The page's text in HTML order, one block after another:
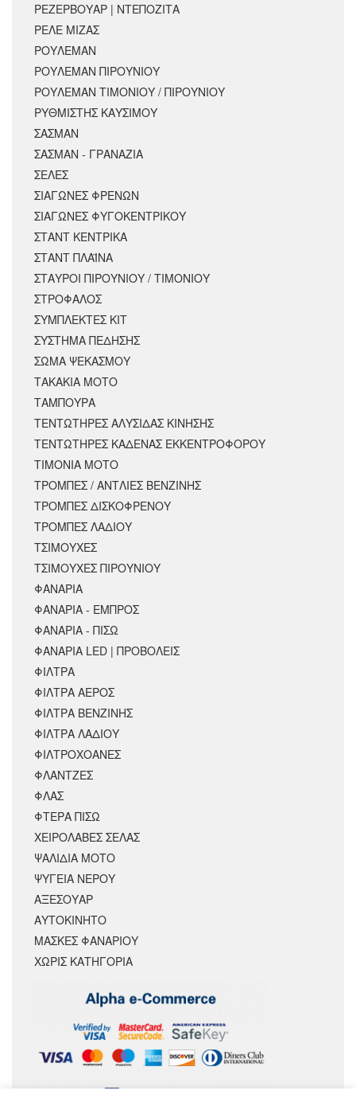
ΡΕΖΕΡΒΟΥΑΡ | ΝΤΕΠΟΖΙΤΑ
ΡΕΛΕ ΜΙΖΑΣ
ΡΟΥΛΕΜΑΝ
ΡΟΥΛΕΜΑΝ ΠΙΡΟΥΝΙΟΥ
ΡΟΥΛΕΜΑΝ ΤΙΜΟΝΙΟΥ / ΠΙΡΟΥΝΙΟΥ
ΡΥΘΜΙΣΤΗΣ ΚΑΥΣΙΜΟΥ
ΣΑΣΜΑΝ
ΣΑΣΜΑΝ - ΓΡΑΝΑΖΙΑ
ΣΕΛΕΣ
ΣΙΑΓΩΝΕΣ ΦΡΕΝΩΝ
ΣΙΑΓΩΝΕΣ ΦΥΓΟΚΕΝΤΡΙΚΟΥ
ΣΤΑΝΤ ΚΕΝΤΡΙΚΑ
ΣΤΑΝΤ ΠΛΑΪΝΑ
ΣΤΑΥΡΟΙ ΠΙΡΟΥΝΙΟΥ / ΤΙΜΟΝΙΟΥ
ΣΤΡΟΦΑΛΟΣ
ΣΥΜΠΛΕΚΤΕΣ ΚΙΤ
ΣΥΣΤΗΜΑ ΠΕΔΗΣΗΣ
ΣΩΜΑ ΨΕΚΑΣΜΟΥ
ΤΑΚΑΚΙΑ ΜΟΤΟ
ΤΑΜΠΟΥΡΑ
ΤΕΝΤΩΤΗΡΕΣ ΑΛΥΣΙΔΑΣ ΚΙΝΗΣΗΣ
ΤΕΝΤΩΤΗΡΕΣ ΚΑΔΕΝΑΣ ΕΚΚΕΝΤΡΟΦΟΡΟΥ
ΤΙΜΟΝΙΑ ΜΟΤΟ
ΤΡΟΜΠΕΣ / ΑΝΤΛΙΕΣ ΒΕΝΖΙΝΗΣ
ΤΡΟΜΠΕΣ ΔΙΣΚΟΦΡΕΝΟΥ
ΤΡΟΜΠΕΣ ΛΑΔΙΟΥ
ΤΣΙΜΟΥΧΕΣ
ΤΣΙΜΟΥΧΕΣ ΠΙΡΟΥΝΙΟΥ
ΦΑΝΑΡΙΑ
ΦΑΝΑΡΙΑ - ΕΜΠΡΟΣ
ΦΑΝΑΡΙΑ - ΠΙΣΩ
ΦΑΝΑΡΙΑ LED | ΠΡΟΒΟΛΕΙΣ
ΦΙΛΤΡΑ
ΦΙΛΤΡΑ ΑΕΡΟΣ
ΦΙΛΤΡΑ ΒΕΝΖΙΝΗΣ
ΦΙΛΤΡΑ ΛΑΔΙΟΥ
ΦΙΛΤΡΟΧΟΑΝΕΣ
ΦΛΑΝΤΖΕΣ
ΦΛΑΣ
ΦΤΕΡΑ ΠΙΣΩ
ΧΕΙΡΟΛΑΒΕΣ ΣΕΛΑΣ
ΨΑΛΙΔΙΑ ΜΟΤΟ
ΨΥΓΕΙΑ ΝΕΡΟΥ
ΑΞΕΣΟΥΆΡ
ΑΥΤΟΚΙΝΗΤΟ
ΜΑΣΚΕΣ ΦΑΝΑΡΙΟΥ
ΧΩΡΊΣ ΚΑΤΗΓΟΡΊΑ